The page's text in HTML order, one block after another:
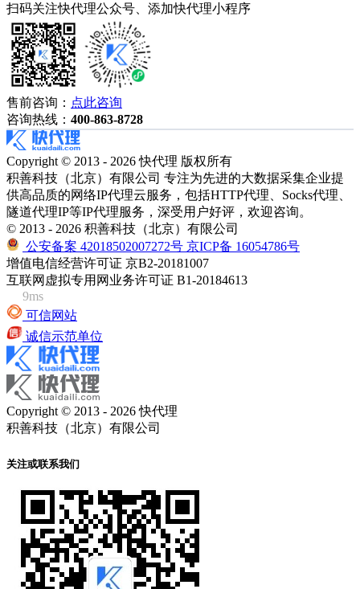
扫码关注快代理公众号、添加快代理小程序
售前咨询： 点此咨询
咨询热线： 400-863-8728
Copyright © 2013 - 2026 快代理 版权所有
积善科技（北京）有限公司 专注为先进的大数据采集企业提
供高品质的网络IP代理云服务，包括HTTP代理、Socks代理、
隧道代理IP等IP代理服务，深受用户好评，欢迎咨询。
© 2013 - 2026 积善科技（北京）有限公司
公安备案 42018502007272号 京ICP备 16054786号
增值电信经营许可证 京B2-20181007
互联网虚拟专用网业务许可证 B1-20184613
9ms
可信网站
诚信示范单位
Copyright © 2013 - 2026 快代理
积善科技（北京）有限公司
关注或联系我们